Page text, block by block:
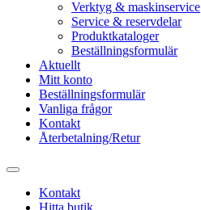
Verktyg & maskinservice
Service & reservdelar
Produktkataloger
Beställningsformulär
Aktuellt
Mitt konto
Beställningsformulär
Vanliga frågor
Kontakt
Återbetalning/Retur
Kontakt
Hitta butik